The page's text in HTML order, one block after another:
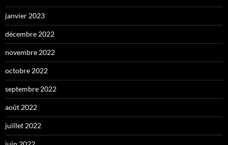
janvier 2023
décembre 2022
novembre 2022
octobre 2022
septembre 2022
août 2022
juillet 2022